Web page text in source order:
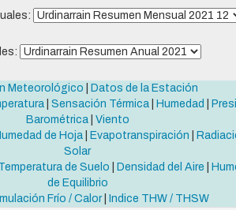
Meteorológico
Datos de la Estación
| Sensación Térmica| Humedad
Barométrica| Viento
de Hoja Evapotranspiración
Solar
de Suelo Densidad del Aire
de Equilibrio
Frío / Calor| Indice THW / THSW